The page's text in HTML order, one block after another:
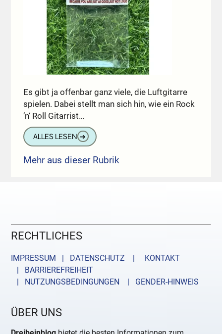
Es gibt ja offenbar ganz viele, die Luftgitarre
spielen. Dabei stellt man sich hin, wie ein Rock
’n‘ Roll Gitarrist…
ALLES LESEN ➔
Mehr aus dieser Rubrik
RECHTLICHES
IMPRESSUM | DATENSCHUTZ |
KONTAKT
| BARRIEREFREIHEIT
| NUTZUNGSBEDINGUNGEN
| GENDER-HINWEIS
ÜBER UNS